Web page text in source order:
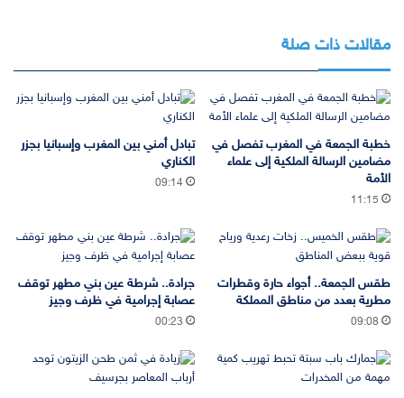
مقالات ذات صلة
خطبة الجمعة في المغرب تفصل في
مضامين الرسالة الملكية إلى علماء
الأمة
11:15
تبادل أمني بين المغرب وإسبانيا بجزر
الكناري
09:14
طقس الجمعة.. أجواء حارة وقطرات
مطرية بعدد من مناطق المملكة
09:08
جرادة.. شرطة عين بني مطهر توقف
عصابة إجرامية في ظرف وجيز
00:23